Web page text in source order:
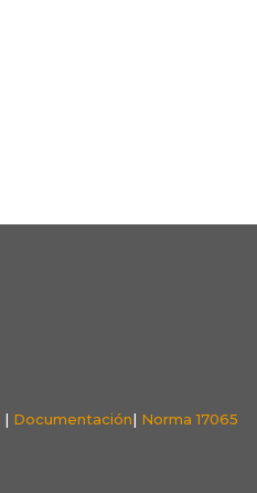
| Documentación| Norma 17065